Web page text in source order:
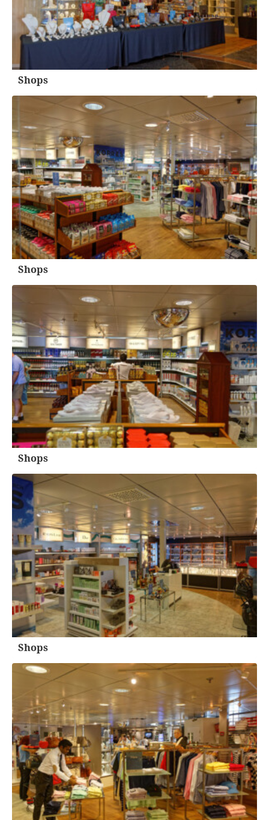
Shops
Shops
Shops
Shops